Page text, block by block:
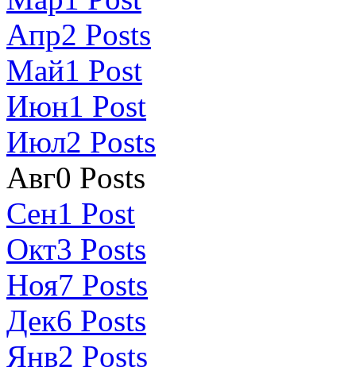
Апр2 Posts
Май1 Post
Июн1 Post
Июл2 Posts
Авг0 Posts
Сен1 Post
Окт3 Posts
Ноя7 Posts
Дек6 Posts
Янв2 Posts